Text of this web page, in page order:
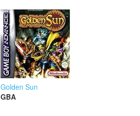
Golden Sun
GBA